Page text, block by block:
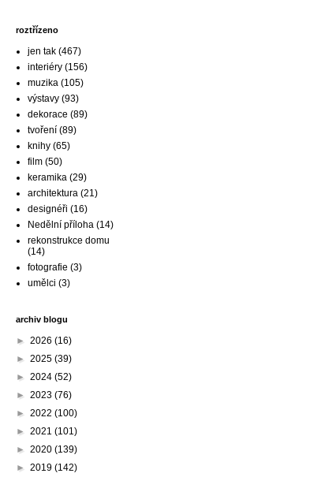
roztřízeno
jen tak (467)
interiéry (156)
muzika (105)
výstavy (93)
dekorace (89)
tvoření (89)
knihy (65)
film (50)
keramika (29)
architektura (21)
designéři (16)
Nedělní příloha (14)
rekonstrukce domu
(14)
fotografie (3)
umělci (3)
archiv blogu
► 2026 (16)
► 2025 (39)
► 2024 (52)
► 2023 (76)
► 2022 (100)
► 2021 (101)
► 2020 (139)
► 2019 (142)